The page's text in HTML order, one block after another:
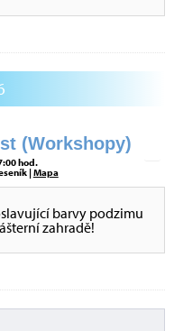
(Workshopy)
hod.
|Mapa
barvy podzimu
zahradě!